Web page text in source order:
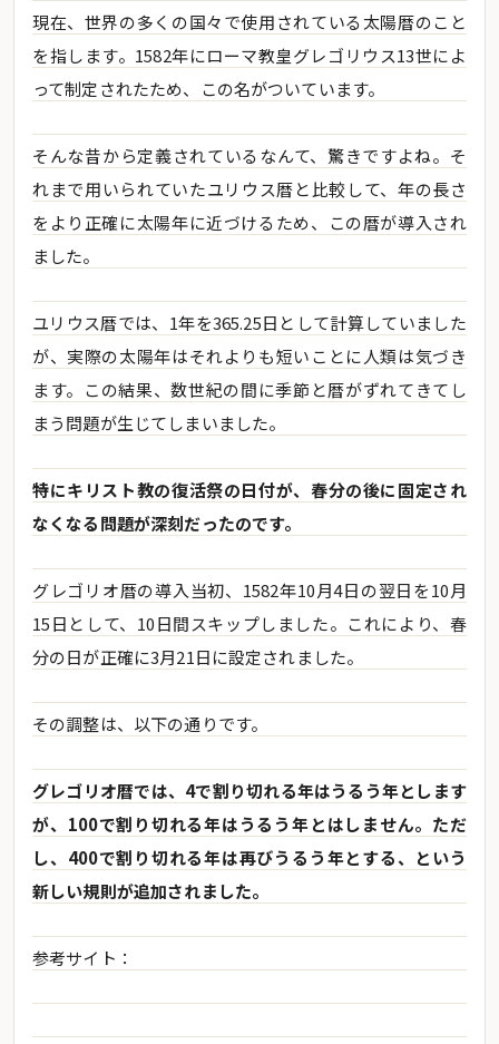
現在、世界の多くの国々で使用されている太陽暦のこと
を指します。1582年にローマ教皇グレゴリウス13世によ
って制定されたため、この名がついています。
そんな昔から定義されているなんて、驚きですよね。そ
れまで用いられていたユリウス暦と比較して、年の長さ
をより正確に太陽年に近づけるため、この暦が導入され
ました。
ユリウス暦では、1年を365.25日として計算していました
が、実際の太陽年はそれよりも短いことに人類は気づき
ます。この結果、数世紀の間に季節と暦がずれてきてし
まう問題が生じてしまいました。
特にキリスト教の復活祭の日付が、春分の後に固定され
なくなる問題が深刻だったのです。
グレゴリオ暦の導入当初、1582年10月4日の翌日を10月
15日として、10日間スキップしました。これにより、春
分の日が正確に3月21日に設定されました。
その調整は、以下の通りです。
グレゴリオ暦では、4で割り切れる年はうるう年とします
が、100で割り切れる年はうるう年とはしません。ただ
し、400で割り切れる年は再びうるう年とする、という
新しい規則が追加されました。
参考サイト：